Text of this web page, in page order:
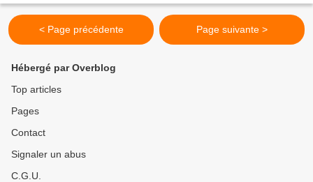
< Page précédente Page suivante >
Hébergé par Overblog
Top articles
Pages
Contact
Signaler un abus
C.G.U.